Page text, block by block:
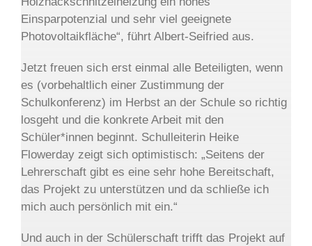
Einsparpotenzial und sehr viel geeignete
Photovoltaikfläche“, führt Albert-Seifried aus.
Jetzt freuen sich erst einmal alle Beteiligten, wenn
es (vorbehaltlich einer Zustimmung der
Schulkonferenz) im Herbst an der Schule so richtig
losgeht und die konkrete Arbeit mit den
Schüler*innen beginnt. Schulleiterin Heike
Flowerday zeigt sich optimistisch: „Seitens der
Lehrerschaft gibt es eine sehr hohe Bereitschaft,
das Projekt zu unterstützen und da schließe ich
mich auch persönlich mit ein.“
Und auch in der Schülerschaft trifft das Projekt auf